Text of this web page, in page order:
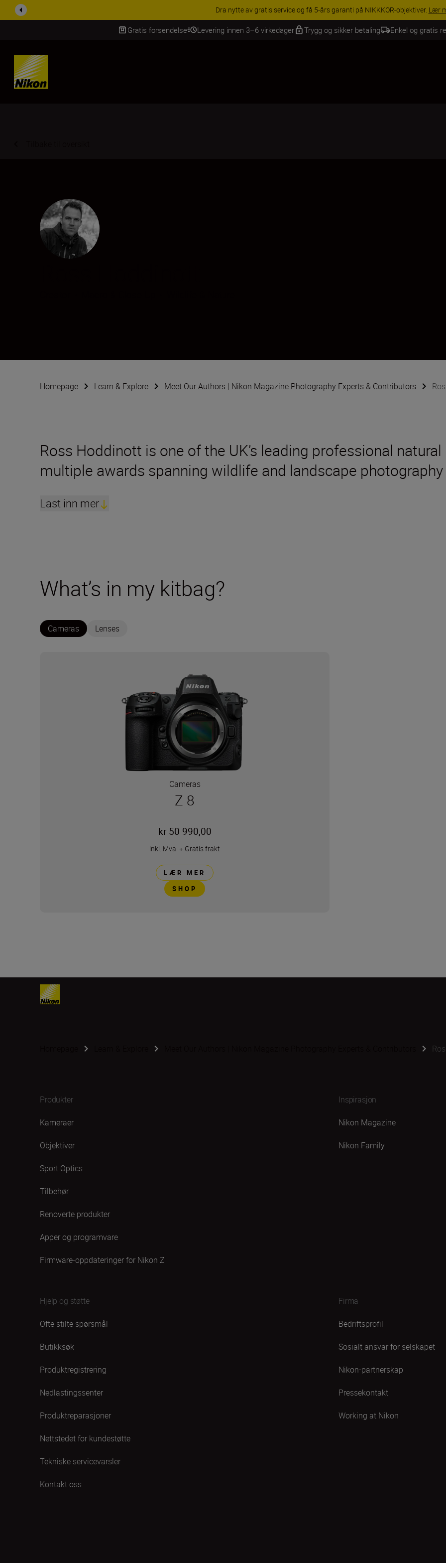
ACCESSORY SAVINGS | Få 15 % rabatt på utvalgt tilbehør, gjør fotoutstyret komplett i
Gratis forsendelse Levering innen 3–6 virkedager Trygg og sikker betaling Enkel og gratis
Skip Content
Homepage Learn & Explore Meet Our Authors | Nikon Magazine Photography Experts & Contributors
Ross Hoddinott is one of the UK’s leading professional
multiple awards spanning wildlife and landscape photography
Last inn mer
What’s in my kitbag?
Cameras Lenses
Cameras
Z 8
kr 50 990,00
inkl. Mva. + Gratis frakt
LÆR MER
SHOP
Produkter
Kameraer
Objektiver
Sport Optics
Tilbehør
Renoverte produkter
Apper og programvare
Firmware-oppdateringer for Nikon Z
Inspirasjon
Nikon Magazine
Nikon Family
Hjelp og støtte
Ofte stilte spørsmål
Butikksøk
Produktregistrering
Nedlastingssenter
Produktreparasjoner
Nettstedet for kundestøtte
Tekniske servicevarsler
Kontakt oss
Firma
Bedriftsprofil
Sosialt ansvar for selskapet
Nikon-partnerskap
Pressekontakt
Working at Nikon